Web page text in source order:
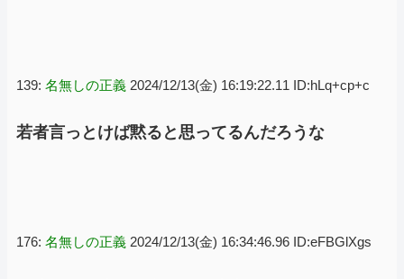
139: 名無しの正義 2024/12/13(金) 16:19:22.11 ID:hLq+cp+c
若者言っとけば黙ると思ってるんだろうな
176: 名無しの正義 2024/12/13(金) 16:34:46.96 ID:eFBGlXgs